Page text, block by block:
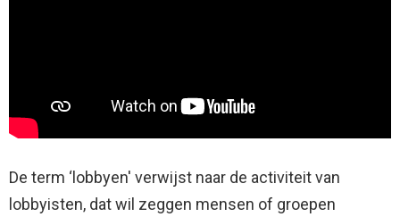
De term ‘lobbyen' verwijst naar de activiteit van
lobbyisten, dat wil zeggen mensen of groepen